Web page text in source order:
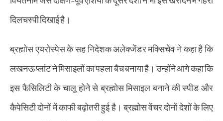
दिलचस्पी दिखाई है।
ब्रह्मोस एयरोस्पेस के सह निदेशक अलेक्जेंडर मक्सिचेव ने कहा है कि
लखनऊ प्लांट ने मिसाइलों का पहला बैच बनाया है। उन्होंने आगे कहा कि
इस फैसिलिटी के चालू होने से ब्रह्मोस मिसाइल बनाने की स्पीड और
कैपेसिटी दोनों में काफी बढ़ोतरी हुई है। ब्रह्मोस वेंचर दोनों देशों के लिए